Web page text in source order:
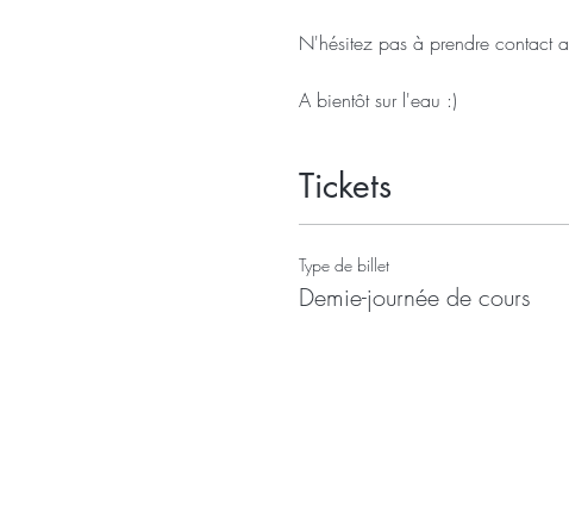
N'hésitez pas à prendre contact
A bientôt sur l'eau :)
Tickets
Type de billet
Demie-journée de cours